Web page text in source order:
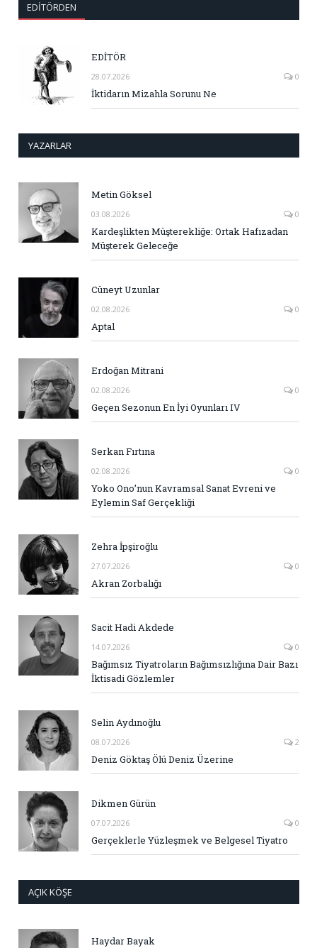
EDITÖRDEN
EDİTÖR
28.07.2026 0
İktidarın Mizahla Sorunu Ne
YAZARLAR
Metin Göksel
03.08.2026 0
Kardeşlikten Müşterekliğe: Ortak Hafızadan
Müşterek Geleceğe
Cüneyt Uzunlar
02.08.2026 0
Aptal
Erdoğan Mitrani
02.08.2026 0
Geçen Sezonun En İyi Oyunları IV
Serkan Fırtına
02.08.2026 0
Yoko Ono’nun Kavramsal Sanat Evreni ve
Eylemin Saf Gerçekliği
Zehra İpşiroğlu
27.07.2026 0
Akran Zorbalığı
Sacit Hadi Akdede
14.07.2026 0
Bağımsız Tiyatroların Bağımsızlığına Dair Bazı
İktisadi Gözlemler
Selin Aydınoğlu
08.07.2026 2
Deniz Göktaş Ölü Deniz Üzerine
Dikmen Gürün
07.07.2026 0
Gerçeklerle Yüzleşmek ve Belgesel Tiyatro
AÇIK KÖŞE
Haydar Bayak